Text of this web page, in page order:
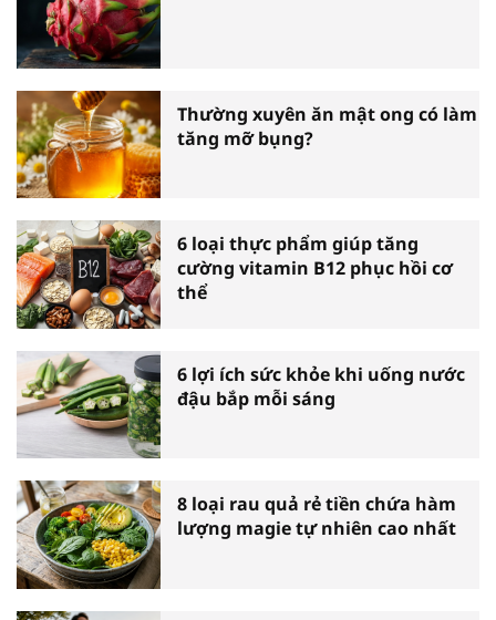
Thường xuyên ăn mật ong có làm
tăng mỡ bụng?
6 loại thực phẩm giúp tăng
cường vitamin B12 phục hồi cơ
thể
6 lợi ích sức khỏe khi uống nước
đậu bắp mỗi sáng
8 loại rau quả rẻ tiền chứa hàm
lượng magie tự nhiên cao nhất